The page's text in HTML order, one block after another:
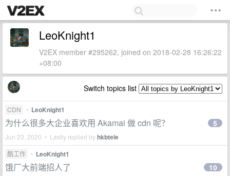
LeoKnight1
V2EX member #295262, joined on 2018-02-28 16:26:22
+08:00
Switch topics list
CDN • LeoKnight1
为什么很多大企业喜欢用 Akamai 做 cdn 呢？
Jun 23, 2020 • Lastly replied byhkbtele
5
酷工作 • LeoKnight1
饿厂大前端招人了 10